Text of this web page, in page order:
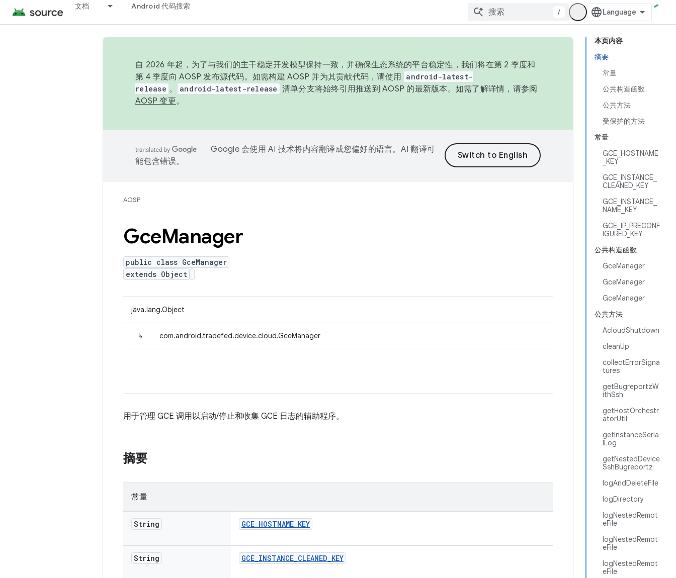
文档 Android 代码搜索
/
本页内容
摘要
常量
公共构造函数
公共方法
受保护的方法
常量
GCE_HOSTNAME
_KEY
GCE_INSTANCE_
CLEANED_KEY
GCE_INSTANCE_
NAME_KEY
GCE_IP_PRECONF
IGURED_KEY
公共构造函数
GceManager
GceManager
GceManager
公共方法
AcloudShutdown
cleanUp
collectErrorSigna
tures
getBugreportzW
ithSsh
getHostOrchestr
atorUtil
getInstanceSeria
lLog
getNestedDevice
SshBugreportz
logAndDeleteFile
logDirectory
logNestedRemot
eFile
logNestedRemot
eFile
logNestedRemot
eFile
自 2026 年起，为了与我们的主干稳定开发模型保持一致，并确保生态系统的平台稳定性，我们将在第 2 季度和
第 4 季度向 AOSP 发布源代码。如需构建 AOSP 并为其贡献代码，请使用 android-latest-
release 。 android-latest-release 清单分支将始终引用推送到 AOSP 的最新版本。如需了解详情，请参阅
AOSP 变更。
Google 会使用 AI 技术将内容翻译成您偏好的语言。AI 翻译可
能包含错误。
AOSP
GceManager
public class GceManager
extends Object
java.lang.Object
↳ com.android.tradefed.device.cloud.GceManager
用于管理 GCE 调用以启动/停止和收集 GCE 日志的辅助程序。
摘要
常量
String GCE_HOSTNAME_KEY
String GCE_INSTANCE_CLEANED_KEY